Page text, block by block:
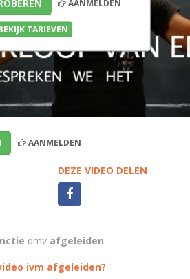
AANMELDEN
TARIEVEN
AANMELDEN
DEZE VIDEO DELEN
dmv afgeleiden.
ivm afgeleiden?